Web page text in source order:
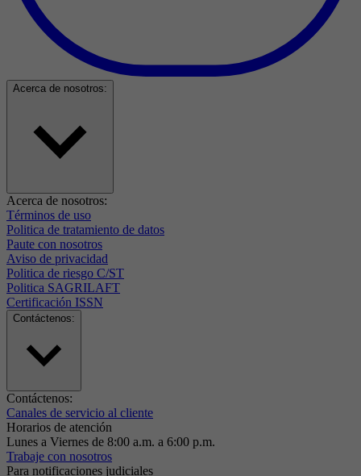
Acerca de nosotros:
Acerca de nosotros:
Términos de uso
Politica de tratamiento de datos
Paute con nosotros
Aviso de privacidad
Politica de riesgo C/ST
Politica SAGRILAFT
Certificación ISSN
Contáctenos:
Contáctenos:
Canales de servicio al cliente
Horarios de atención
Lunes a Viernes de 8:00 a.m. a 6:00 p.m.
Trabaje con nosotros
Para notificaciones judiciales